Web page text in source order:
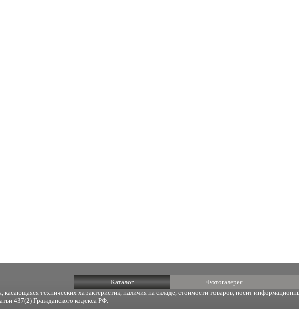
Каталог Фотогалерея
касающаяся технических характеристик, наличия на складе, стоимости товаров, носит
437(2) Гражданского кодекса РФ.